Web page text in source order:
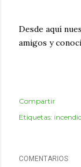
Desde aquí
amigos y
Compartir
Etiquetas:
COMENTARIOS